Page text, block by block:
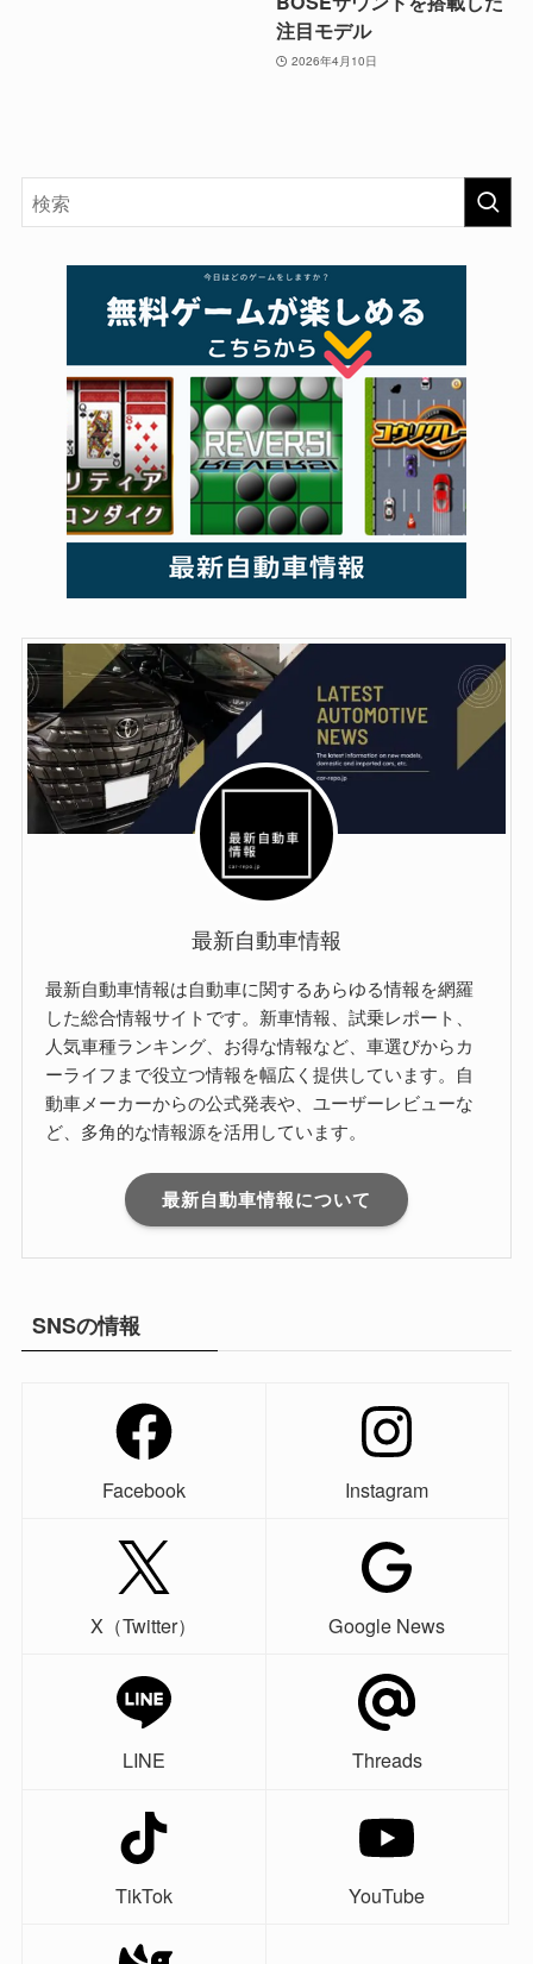
注目モデル
2026年4月10日
最新自動車情報
最新自動車情報は自動車に関するあらゆる情報を網羅
した総合情報サイトです。新車情報、試乗レポート、
人気車種ランキング、お得な情報など、車選びからカ
ーライフまで役立つ情報を幅広く提供しています。自
動車メーカーからの公式発表や、ユーザーレビューな
ど、多角的な情報源を活用しています。
最新自動車情報について
SNSの情報
Facebook Instagram
X（Twitter） Google News
LINE Threads
TikTok YouTube